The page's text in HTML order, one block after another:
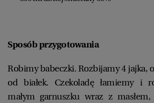
Sposób przygotowania
Robimy babeczki. Rozbijamy 4 jajka,
od białek. Czekoladę łamiemy i
małym garnuszku wraz z